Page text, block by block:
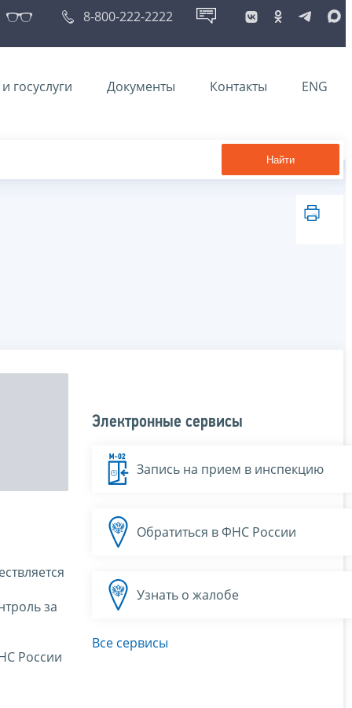
8-800-222-2222
госуслуги Документы Контакты ENG
Найти
за
России
Электронные сервисы
Запись на прием в инспекцию
Обратиться в ФНС России
Узнать о жалобе
Все сервисы